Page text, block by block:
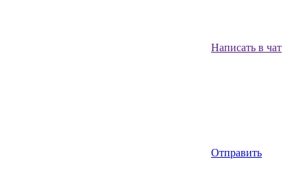
Написать в чат
Отправить